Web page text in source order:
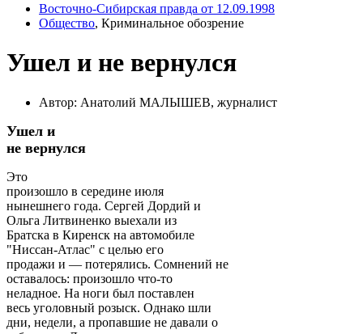
Восточно-Сибирская правда от 12.09.1998
Общество, Криминальное обозрение
Ушел и не вернулся
Автор: Анатолий МАЛЫШЕВ, журналист
Ушел и
не вернулся
Это
произошло в середине июля
нынешнего года. Сергей Дордий и
Ольга Литвиненко выехали из
Братска в Киренск на автомобиле
"Ниссан-Атлас" с целью его
продажи и — потерялись. Сомнений не
оставалось: произошло что-то
неладное. На ноги был поставлен
весь уголовный розыск. Однако шли
дни, недели, а пропавшие не давали о